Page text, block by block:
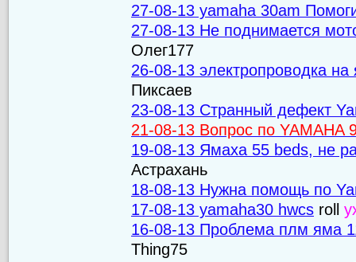
27-08-13 yamaha 30am
27-08-13 Не поднимается
Олег177
26-08-13 электропроводка
Пиксаев
23-08-13 Странный дефект
21-08-13 Вопрос по YAMAHA
19-08-13 Ямаха 55 beds, не
Астрахань
18-08-13 Нужна помощь по
17-08-13 yamaha30 hwcs roll
16-08-13 Проблема плм яма
Thing75